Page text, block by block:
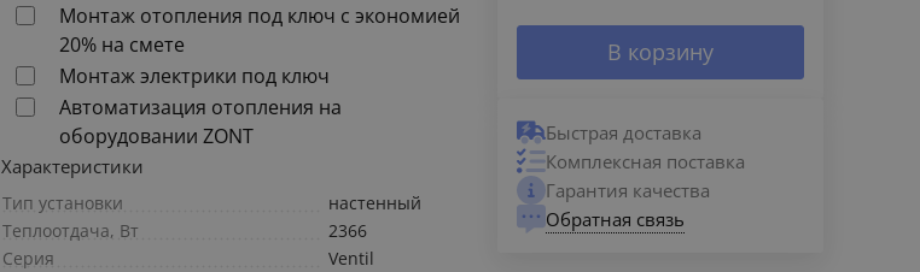
Монтаж отопления под ключ с экономией
20% на смете
Монтаж электрики под ключ
Автоматизация отопления на
оборудовании ZONT
Характеристики
Тип установки
настенный
Теплоотдача, Вт
2366
Серия
Ventil
В корзину
Быстрая доставка
Комплексная поставка
Гарантия качества
Обратная связь